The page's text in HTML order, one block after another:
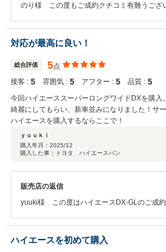
のり様 この度もご成約クチコミ有難うござ
く相棒として可愛がっていただければ幸いで
ード買取させていただきました。有難うござ
たようですので寂しくはなかったでしょうか
ハイエースを仲間入りさせていただき、ドラ
ンテナンスでお会いできるのを楽しみにして
対応が最高に良い！
総合評価 5点
接客 : 5 雰囲気 : 5 アフター : 5 品質 : 5
今回ハイエーススーパーロングワイドDXを購入
綺麗にしてもらい、新車並みになりました！サ
ハイエースを購入するならここで！
ｙｕｕｋｉ
購入年月： 2025/12
購入した車：トヨタ ハイエースバン
販売店の返信
yuuki様 この度はハイエースDX-GLのご成
車出来ました事有難く思います。これからカ
ださい。またぜひ、ご家族様でお出かけされ
また奥様のお心遣いに感銘を受けております
ハイエースを初めて購入